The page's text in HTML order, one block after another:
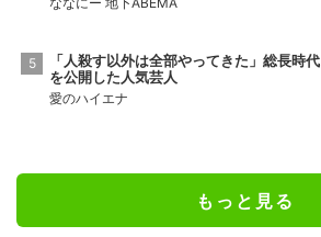
「人殺す以外は全部やってきた」総長時代
を公開した人気芸人
愛のハイエナ
もっと見る